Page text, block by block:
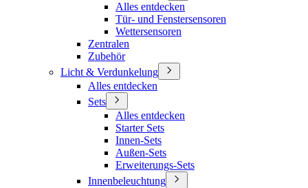
Alles entdecken
Tür- und Fenstersensoren
Wettersensoren
Zentralen
Zubehör
Licht & Verdunkelung
Alles entdecken
Sets
Alles entdecken
Starter Sets
Innen-Sets
Außen-Sets
Erweiterungs-Sets
Innenbeleuchtung